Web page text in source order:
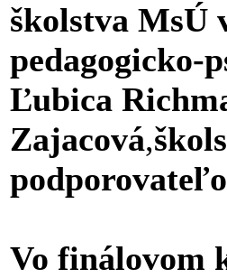
školstva MsÚ
pedagogicko-
Ľubica
Zajacová,
Vo finálovom